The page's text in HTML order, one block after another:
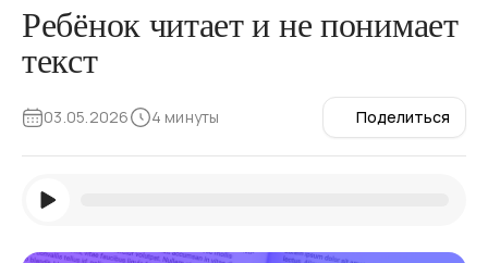
Ребёнок читает и не понимает
текст
03.05.2026 4 минуты Поделиться